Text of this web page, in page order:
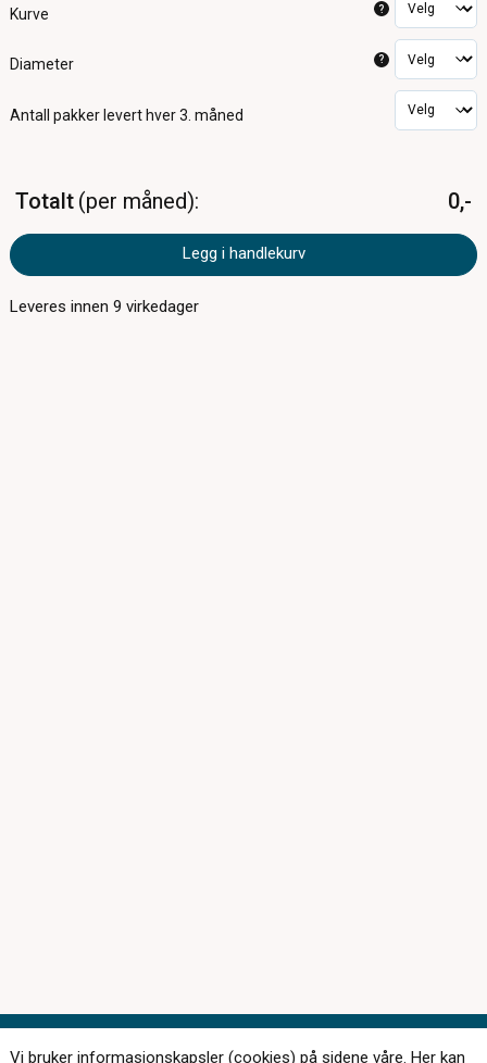
Kurve ?
Diameter ?
Antall pakker levert hver 3. måned
Totalt per måned 0,-
Legg i handlekurv
Leveres innen9 virkedager
Vi bruker informasjonskapsler (cookies) på sidene våre. Her kan